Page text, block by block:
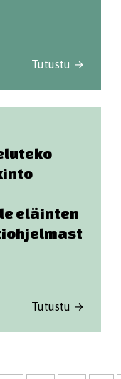
Tutustu →
eläinten
Tutustu →